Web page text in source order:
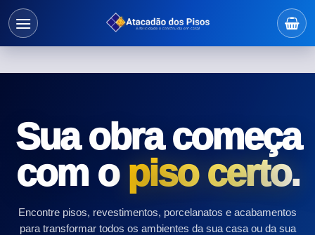
Sua obra começa
com o piso certo.
Encontre pisos, revestimentos, porcelanatos e acabamentos
para transformar todos os ambientes da sua casa ou da sua